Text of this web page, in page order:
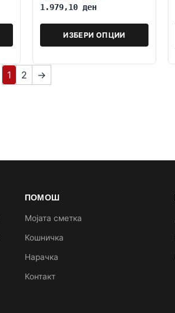
1.979,10 ден
ИЗБЕРИ ОПЦИИ
1 2 →
ПОМОШ
Мојата сметка
Кошничка
Нарачка
Контакт